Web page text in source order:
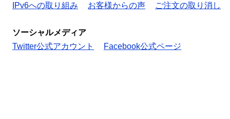
IPv6への取り組み
お客様からの声 ご注文の取り消し
ソーシャルメディア
Twitter公式アカウント
Facebook公式ページ